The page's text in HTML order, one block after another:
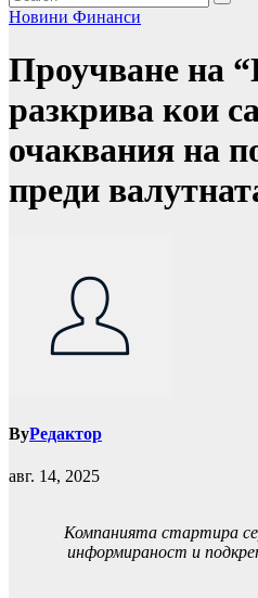
Новини Финанси
Проучване на
разкрива кои
очаквания на
преди
ByРедактор
авг. 14, 2025
Компанията стартира
информираност и